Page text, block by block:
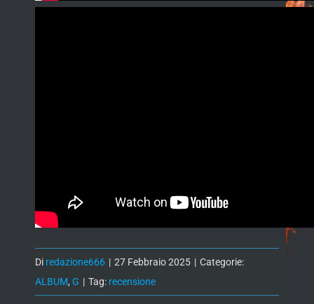
Di redazione666 | 27 Febbraio 2025 | Categorie:
ALBUM, G | Tag: recensione